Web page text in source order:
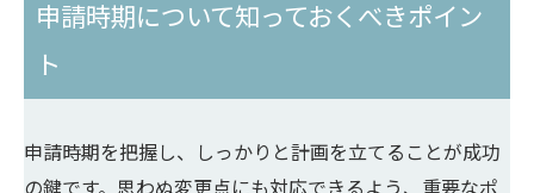
申請時期について知っておくべきポイン
ト
申請時期を把握し、しっかりと計画を立てることが成功
の鍵です。思わぬ変更点にも対応できるよう、重要なポ